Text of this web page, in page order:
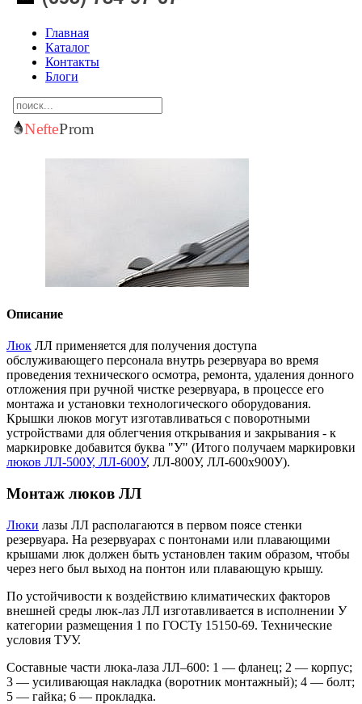
Описание
Люк ЛЛ применяется для получения доступа
обслуживающего персонала внутрь резервуара во время
проведения технического осмотра, ремонта, удаления донного
отложения при ручной чистке резервуара, в процессе его
монтажа и установки технологического оборудования.
Крышки люков могут изготавливаться с поворотными
устройствами для облегчения открывания и закрывания - к
маркировке добавится буква "У" (Итого получаем маркировки
люков ЛЛ-500У, ЛЛ-600У, ЛЛ-800У, ЛЛ-600х900У).
Монтаж люков ЛЛ
Люки лазы ЛЛ располагаются в первом поясе стенки
резервуара. На резервуарах с понтонами или плавающими
крышами люк должен быть установлен таким образом, чтобы
через него был выход на понтон или плавающую крышу.
По устойчивости к воздействию климатических факторов
внешней среды люк-лаз ЛЛ изготавливается в исполнении У
категории размещения 1 по ГОСТу 15150-69. Технические
условия ТУУ.
Составные части люка-лаза ЛЛ–600: 1 — фланец; 2 — корпус;
3 — усиливающая накладка (воротник монтажный); 4 — болт;
5 — гайка; 6 — прокладка.